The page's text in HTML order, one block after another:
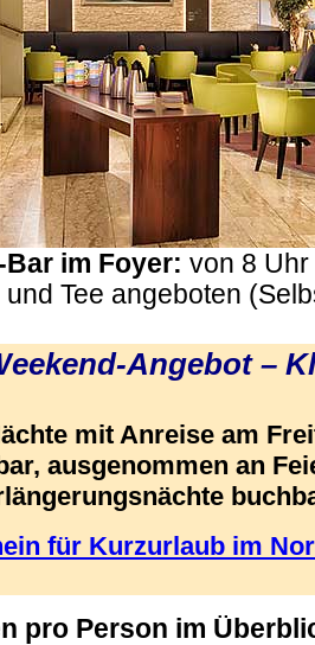
im Foyer: von 8
Tee angeboten
Angebot –
mit Anreise am
ausgenommen an
für Kurzurlaub im
pro Person im